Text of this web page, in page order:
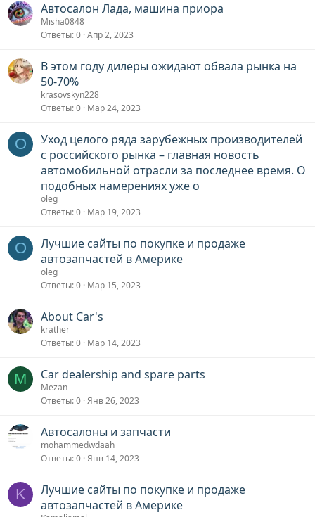
Автосалон Лада, машина приора
Misha0848
Ответы 0 Апр 2, 2023
В этом году дилеры ожидают обвала рынка на
50-70%
krasovskyn228
Ответы 0 Мар 24, 2023
O
Уход целого ряда зарубежных производителей
с российского рынка – главная новость
автомобильной отрасли за последнее время. О
подобных намерениях уже о
oleg
Ответы 0 Мар 19, 2023
O
Лучшие сайты по покупке и продаже
автозапчастей в Америке
oleg
Ответы 0 Мар 15, 2023
About Car's
krather
Ответы 0 Мар 14, 2023
M Car dealership and spare parts
Mezan
Ответы 0 Янв 26, 2023
Автосалоны и запчасти
mohammedwdaah
Ответы 0 Янв 14, 2023
K
Лучшие сайты по покупке и продаже
автозапчастей в Америке